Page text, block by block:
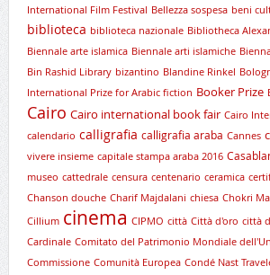
International Film Festival Bellezza sospesa beni
biblioteca biblioteca nazionale Bibliotheca
Biennale arte islamica Biennale arti islamiche
Bin Rashid Library bizantino Blandine Rinkel
International Prize for Arabic fiction Booker Prize
Cairo Cairo international book fair Cairo
calendario calligrafia calligrafia araba Cannes
vivere insieme capitale stampa araba 2016
museo cattedrale censura centenario ceramica
Chanson douche Charif Majdalani chiesa Chokri
Cillium cinema CIPMO città Città d'oro città
Cardinale Comitato del Patrimonio Mondiale
Commissione Comunità Europea Condé Nast